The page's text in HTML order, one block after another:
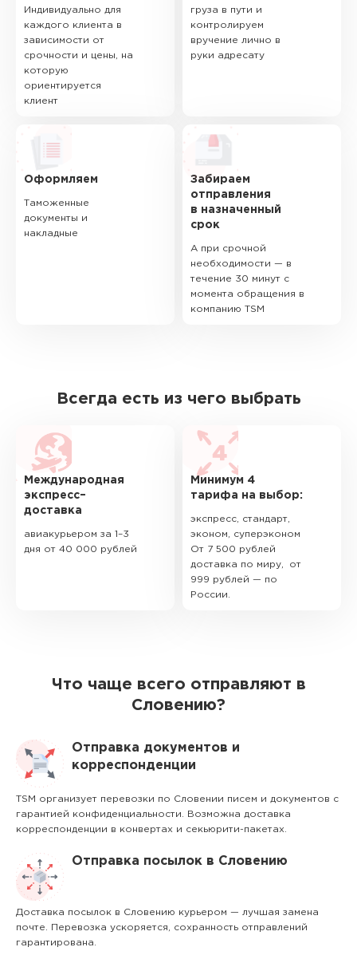
Индивидуально для
каждого клиента в
зависимости от
срочности и цены, на
которую
ориентируется
клиент
груза в пути и
контролируем
вручение лично в
руки адресату
Оформляем
Таможенные
документы и
накладные
Забираем
отправления
в назначенный
срок
А при срочной
необходимости — в
течение 30 минут с
момента обращения в
компанию TSM
Всегда есть из чего выбрать
Международная
экспресс–
доставка
авиакурьером за 1–3
дня от 40 000 рублей
Минимум 4
тарифа на выбор:
экспресс, стандарт,
эконом, суперэконом
От 7 500 рублей
доставка по миру, от
999 рублей — по
России.
Что чаще всего отправляют в
Словению?
Отправка документов и
корреспонденции
TSM организует перевозки по Словении писем и документов с
гарантией конфиденциальности. Возможна доставка
корреспонденции в конвертах и секьюрити-пакетах.
Отправка посылок в Словению
Доставка посылок в Словению курьером — лучшая замена
почте. Перевозка ускоряется, сохранность отправлений
гарантирована.